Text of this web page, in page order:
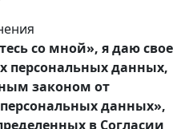
со мной», я даю свое
персональных данных,
законом от
данных»,
в Согласии